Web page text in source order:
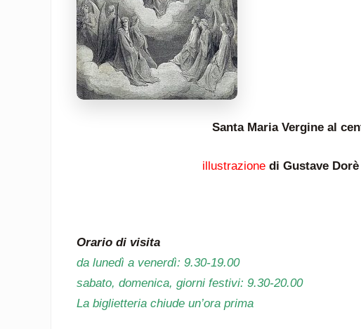
Santa Maria Vergine al
illustrazione di Gustave Dorè
Orario di visita
da lunedì a venerdì: 9.30-19.00
sabato, domenica, giorni festivi: 9.30-20.00
La biglietteria chiude un’ora prima